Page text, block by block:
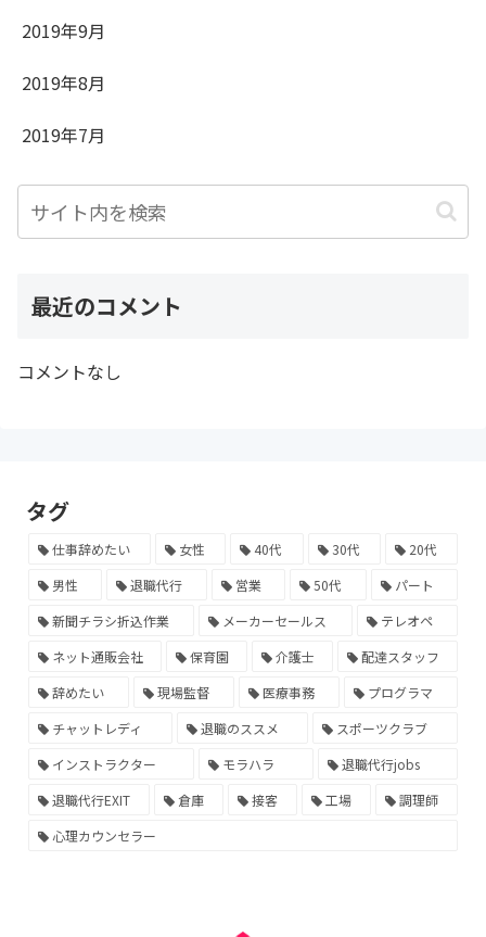
2019年9月
2019年8月
2019年7月
最近のコメント
コメントなし
タグ
仕事辞めたい 女性 40代 30代
20代
男性
退職代行 営業 50代
パート
新聞チラシ折込作業
メーカーセールス
テレオペ
ネット通販会社
保育園 介護士
配達スタッフ
辞めたい
現場監督 医療事務
プログラマ
チャットレディ
退職のススメ
スポーツクラブ
インストラクター
モラハラ
退職代行jobs
退職代行EXIT
倉庫 接客 工場
調理師
心理カウンセラー